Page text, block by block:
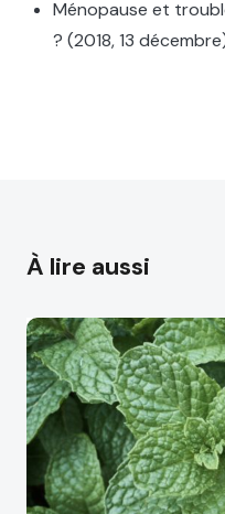
Ménopause et
? (2018, 13
À lire aussi